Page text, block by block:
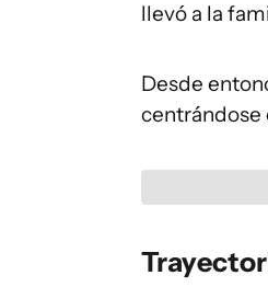
llevó a la
Desde
centrándose